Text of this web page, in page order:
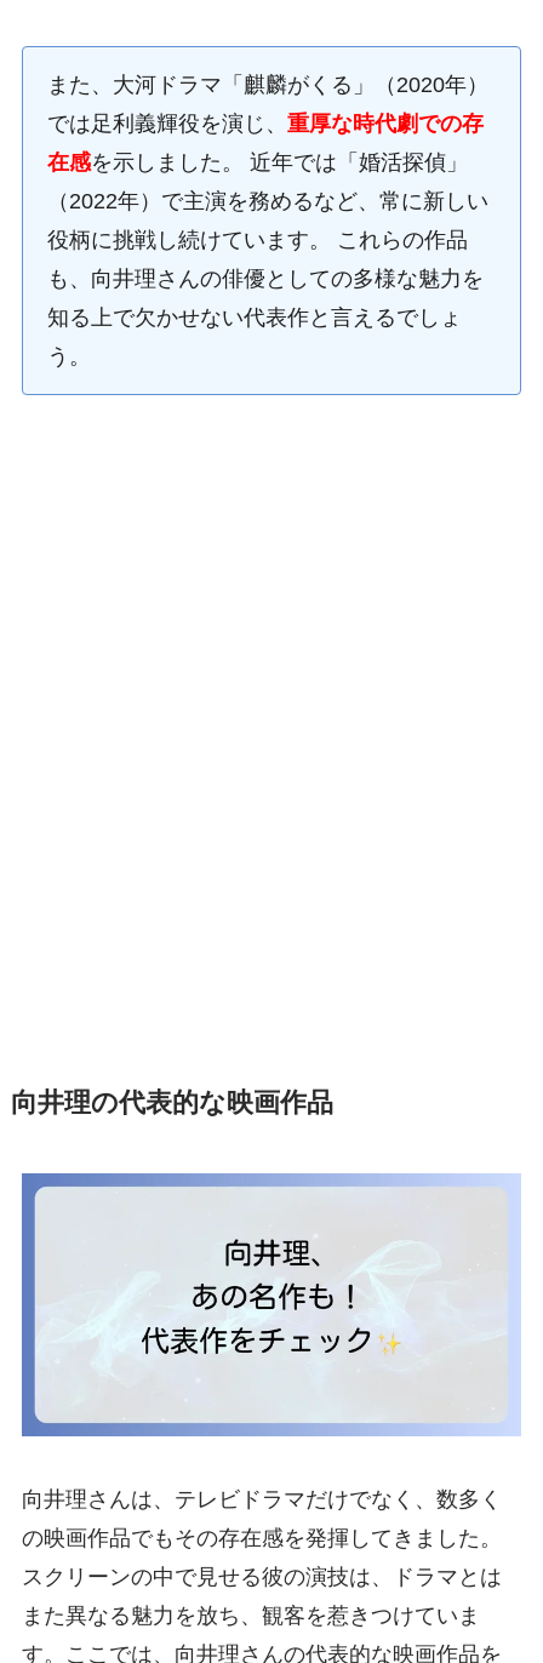
また、大河ドラマ「麒麟がくる」（2020年）
では足利義輝役を演じ、 重厚な時代劇での存
在感を示しました。 近年では「婚活探偵」
（2022年）で主演を務めるなど、常に新しい
役柄に挑戦し続けています。 これらの作品
も、向井理さんの俳優としての多様な魅力を
知る上で欠かせない代表作と言えるでしょ
う。
向井理の代表的な映画作品
向井理さんは、テレビドラマだけでなく、数多く
の映画作品でもその存在感を発揮してきました。
スクリーンの中で見せる彼の演技は、ドラマとは
また異なる魅力を放ち、観客を惹きつけていま
す。ここでは、向井理さんの代表的な映画作品を